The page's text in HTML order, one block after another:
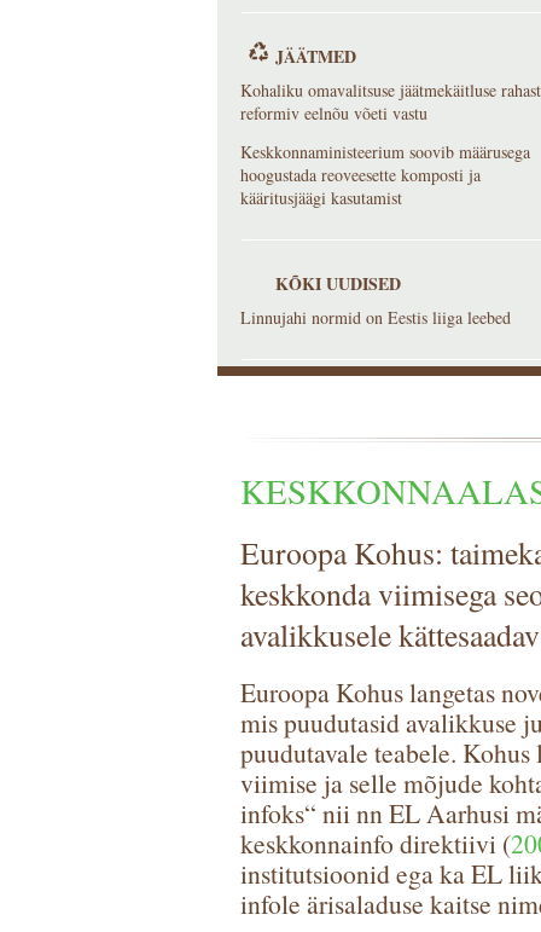
JÄÄTMED
Kohaliku omavalitsuse jäätmekäitluse
reformiv eelnõu võeti vastu
Keskkonnaministeerium soovib määrusega
hoogustada reoveesette komposti ja
kääritusjäägi kasutamist
KÕKI UUDISED
Linnujahi normid on Eestis liiga leebed
Euroopa Kohus:
keskkonda viimisega
avalikkusele
Euroopa Kohus langetas
mis puudutasid avalikkuse
puudutavale teabele.
viimise ja selle mõjude
infoks“ nii nn EL Aarhusi
keskkonnainfo direktiivi (
institutsioonid ega ka EL
infole ärisaladuse kaitse